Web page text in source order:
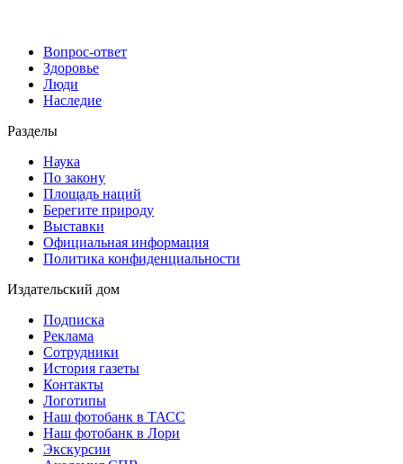
Вопрос-ответ
Здоровье
Люди
Наследие
Разделы
Наука
По закону
Площадь наций
Берегите природу
Выставки
Официальная информация
Политика конфиденциальности
Издательский дом
Подписка
Реклама
Сотрудники
История газеты
Контакты
Логотипы
Наш фотобанк в ТАСС
Наш фотобанк в Лори
Экскурсии